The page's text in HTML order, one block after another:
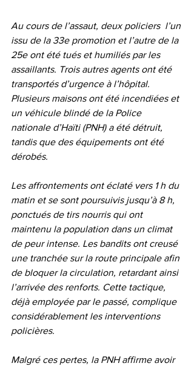
Au cours de l’assaut, deux policiers  l’un
issu de la 33e promotion et l’autre de la
25e ont été tués et humiliés par les
assaillants. Trois autres agents ont été
transportés d’urgence à l’hôpital.
Plusieurs maisons ont été incendiées et
un véhicule blindé de la Police
nationale d’Haïti (PNH) a été détruit,
tandis que des équipements ont été
dérobés.
Les affrontements ont éclaté vers 1 h du
matin et se sont poursuivis jusqu’à 8 h,
ponctués de tirs nourris qui ont
maintenu la population dans un climat
de peur intense. Les bandits ont creusé
une tranchée sur la route principale afin
de bloquer la circulation, retardant ainsi
l’arrivée des renforts. Cette tactique,
déjà employée par le passé, complique
considérablement les interventions
policières.
Malgré ces pertes, la PNH affirme avoir